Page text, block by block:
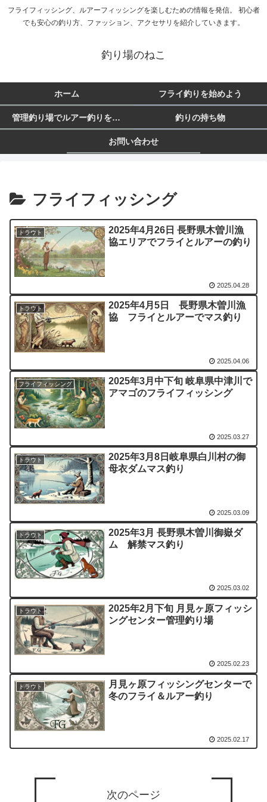
フライフィッシング、ルアーフィッシングを楽しむための情報を発信。 初心者
でも安心の釣り方、ファッション、アクセサリを紹介していきます。
釣り場のねこ
ホーム フライ釣りを始めよう
管理釣り場でルアー釣りを始めよう 釣りの持ち物
お問い合わせ
フライフィッシング
トラウト
2025年4月26日 長野県木曽川漁
協エリアでフライとルアーの釣り
2025.04.28
トラウト
2025年4月5日 長野県木曽川漁
協 フライとルアーでマス釣り
2025.04.06
フライフィッシング
2025年3月中下旬 岐阜県中津川で
アマゴのフライフィッシング
2025.03.27
トラウト
2025年3月8日岐阜県白川村の御
母衣ダムマス釣り
2025.03.09
トラウト
2025年3月 長野県木曽川御嶽ダ
ム 解禁マス釣り
2025.03.02
トラウト
2025年2月下旬 月見ヶ原フィッシ
ングセンター管理釣り場
2025.02.23
トラウト
月見ヶ原フィッシングセンターで
冬のフライ＆ルアー釣り
2025.02.17
次のページ